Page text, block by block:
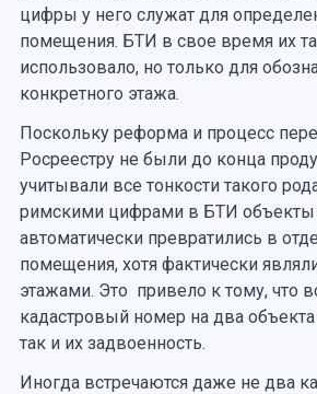
цифры у него служат для
помещения. БТИ в свое время их
использовало, но только для
конкретного этажа.
Поскольку реформа и процесс
Росреестру не были до конца
учитывали все тонкости такого
римскими цифрами в БТИ объекты
автоматически превратились в
помещения, хотя фактически
этажами. Это привело к тому, что
кадастровый номер на два
так и их задвоенность.
Иногда встречаются даже не два